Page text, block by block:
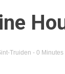
Truiden - 0 Minutes